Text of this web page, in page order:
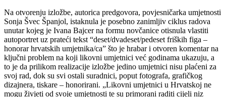
Na otvorenju izložbe, autorica predgovora, povjesničarka umjetnosti
Sonja Švec Španjol, istaknula je posebno zanimljiv ciklus radova
unutar kojeg je Ivana Bajcer na formu novčanice otisnula vlastiti
autoportret uz prateći tekst “deset/dvadeset/pedeset friških figa –
honorar hrvatskih umjetnika/ca” što je hrabar i otvoren komentar na
ključni problem na koji likovni umjetnici već godinama ukazuju, a
to je da prilikom realizacije izložbe jedino umjetnici nisu plaćeni za
svoj rad, dok su svi ostali suradnici, poput fotografa, grafičkog
dizajnera, tiskare – honorirani. „Likovni umjetnici u Hrvatskoj ne
mogu živjeti od svoje umjetnosti te su primorani raditi cijeli niz